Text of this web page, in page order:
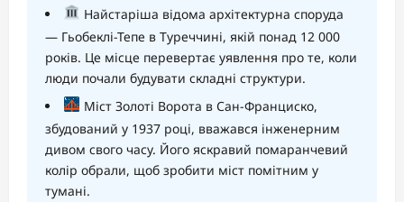
Найстаріша відома архітектурна споруда
— Гьобеклі-Тепе в Туреччині, якій понад 12 000
років. Це місце перевертає уявлення про те, коли
люди почали будувати складні структури.
Міст Золоті Ворота в Сан-Франциско,
збудований у 1937 році, вважався інженерним
дивом свого часу. Його яскравий помаранчевий
колір обрали, щоб зробити міст помітним у
тумані.